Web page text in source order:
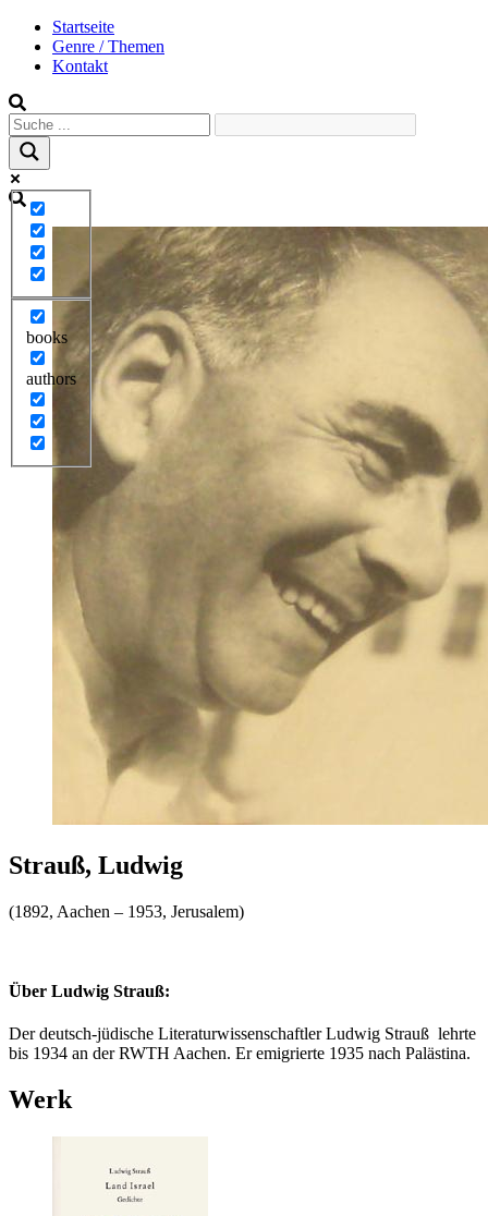
Startseite
Genre / Themen
Kontakt
books
authors
Strauß, Ludwig
(1892, Aachen – 1953, Jerusalem)
Über Ludwig Strauß:
Der deutsch-jüdische Literaturwissenschaftler Ludwig Strauß lehrte
bis 1934 an der RWTH Aachen. Er emigrierte 1935 nach Palästina.
Werk